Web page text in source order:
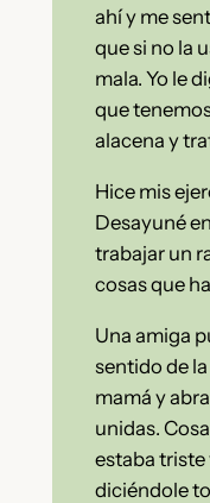
ahí y me
que si no la
mala. Yo le
que
alacena y
Hice mis
Desayuné
trabajar un
cosas que
Una amiga
sentido de
mamá y
unidas.
estaba triste
diciéndole